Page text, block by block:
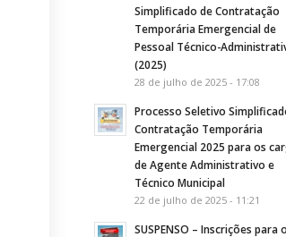
Simplificado de Contratação
Temporária Emergencial de
Pessoal Técnico-
(2025)
28 de julho de 2025 - 17:08
Processo Seletivo
Contratação Temporária
Emergencial 2025 para os
de Agente Administrativo e
Técnico Municipal
22 de julho de 2025 - 11:21
SUSPENSO – Inscrições para o